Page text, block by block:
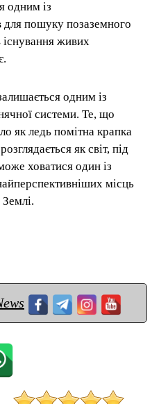
одним із
для пошуку позаземного
живих
одним із
системи. Те, що
як ледь помітна крапка
як світ, під
ховатися один із
місць